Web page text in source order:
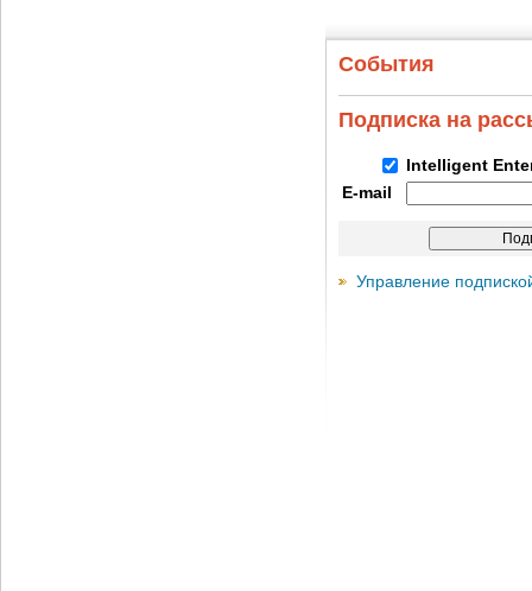
События
Подписка на
Intelligent
E-mail
Управление